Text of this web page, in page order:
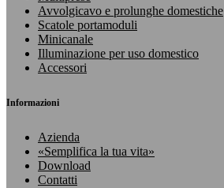
Avvolgicavo e prolunghe domestiche
Scatole portamoduli
Minicanale
Illuminazione per uso domestico
Accessori
Informazioni
Azienda
«Semplifica la tua vita»
Download
Contatti